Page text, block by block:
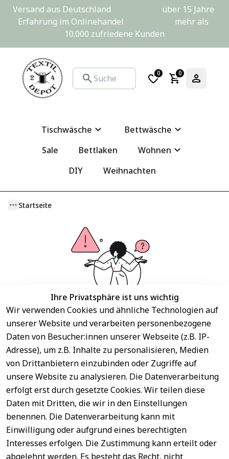
Versand aus Deutschland                         über 15 Jahre
Erfahrung im Onlinehandel                         mehr als
10.000 zufriedene Kunden
0 0
Tischwäsche
Bettwäsche
Sale
Bettlaken
Wohnen
DIY
Weihnachten
Startseite
Wir haben keine Artikel mehr in dieser Kategorie.
Haben Sie nicht gefunden, was Sie suchen?
Artikel durchsuchen
Ihre Privatsphäre ist uns wichtig
Wir verwenden Cookies und ähnliche Technologien auf
unserer Website und verarbeiten personenbezogene
Daten von Besucher:innen unserer Webseite (z.B. IP-
Adresse), um z.B. Inhalte zu personalisieren, Medien
von Drittanbietern einzubinden oder Zugriffe auf
unsere Website zu analysieren. Die Datenverarbeitung
erfolgt erst durch gesetzte Cookies. Wir teilen diese
Daten mit Dritten, die wir in den Einstellungen
benennen. Die Datenverarbeitung kann mit
Einwilligung oder aufgrund eines berechtigten
Interesses erfolgen. Die Zustimmung kann erteilt oder
abgelehnt werden. Es besteht das Recht, nicht
Rechtliches
AGB
Service
Kontakt
Sichere
Zahlungsar
ten